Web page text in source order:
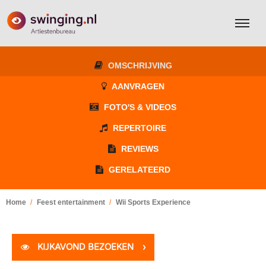
OMSCHRIJVING
AANVRAGEN
FOTO'S & VIDEOS
REPERTOIRE
REVIEWS
GERELATEERD
Home Feest entertainment Wii Sports Experience
KIJKAVOND BEZOEKEN ›